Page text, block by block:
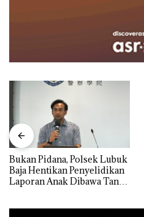
Bukan Pidana, Polsek Lubuk
Baja Hentikan Penyelidikan
Laporan Anak Dibawa Tanpa